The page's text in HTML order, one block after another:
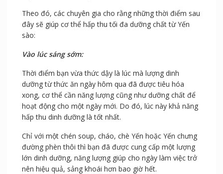
Theo đó, các chuyên gia cho rằng những thời điểm sau
đây sẽ giúp cơ thể hấp thu tối đa dưỡng chất từ Yến
sào:
Vào lúc sáng sớm:
Thời điểm bạn vừa thức dậy là lúc mà lượng dinh
dưỡng từ thức ăn ngày hôm qua đã được tiêu hóa
xong, cơ thể cần năng lượng cũng như dưỡng chất để
hoạt động cho một ngày mới. Do đó, lúc này khả năng
hấp thu dinh dưỡng là tốt nhất.
Chỉ với một chén soup, cháo, chè Yến hoặc Yến chưng
đường phèn thôi thì bạn đã được cung cấp một lượng
lớn dinh dưỡng, năng lượng giúp cho ngày làm việc trở
nên hiệu quả, sảng khoái hơn bao giờ hết.